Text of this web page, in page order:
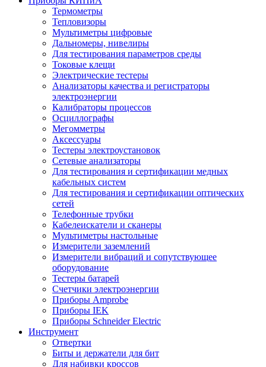
Термометры
Тепловизоры
Мультиметры цифровые
Дальномеры, нивелиры
Для тестирования параметров среды
Токовые клещи
Электрические тестеры
Анализаторы качества и регистраторы
электроэнергии
Калибраторы процессов
Осциллографы
Мегомметры
Аксессуары
Тестеры электроустановок
Сетевые анализаторы
Для тестирования и сертификации медных
кабельных систем
Для тестирования и сертификации оптических
сетей
Телефонные трубки
Кабелеискатели и сканеры
Мультиметры настольные
Измерители заземлений
Измерители вибраций и сопутствующее
оборудование
Тестеры батарей
Счетчики электроэнергии
Приборы Amprobe
Приборы IEK
Приборы Schneider Electric
Инструмент
Отвертки
Биты и держатели для бит
Для набивки кроссов